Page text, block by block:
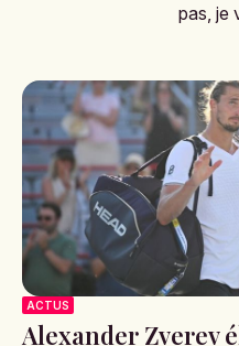
pas, je
ACTUS
Alexander Zverev